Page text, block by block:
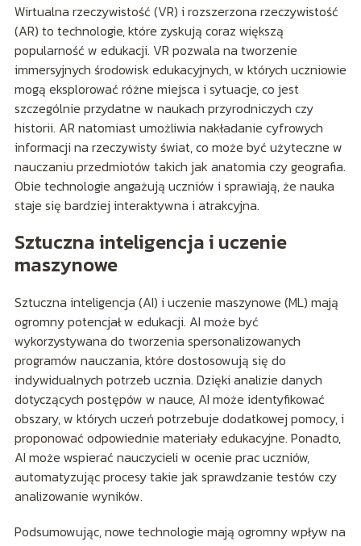
Wirtualna rzeczywistość (VR) i rozszerzona rzeczywistość
(AR) to technologie, które zyskują coraz większą
popularność w edukacji. VR pozwala na tworzenie
immersyjnych środowisk edukacyjnych, w których uczniowie
mogą eksplorować różne miejsca i sytuacje, co jest
szczególnie przydatne w naukach przyrodniczych czy
historii. AR natomiast umożliwia nakładanie cyfrowych
informacji na rzeczywisty świat, co może być użyteczne w
nauczaniu przedmiotów takich jak anatomia czy geografia.
Obie technologie angażują uczniów i sprawiają, że nauka
staje się bardziej interaktywna i atrakcyjna.
Sztuczna inteligencja i uczenie
maszynowe
Sztuczna inteligencja (AI) i uczenie maszynowe (ML) mają
ogromny potencjał w edukacji. AI może być
wykorzystywana do tworzenia spersonalizowanych
programów nauczania, które dostosowują się do
indywidualnych potrzeb ucznia. Dzięki analizie danych
dotyczących postępów w nauce, AI może identyfikować
obszary, w których uczeń potrzebuje dodatkowej pomocy, i
proponować odpowiednie materiały edukacyjne. Ponadto,
AI może wspierać nauczycieli w ocenie prac uczniów,
automatyzując procesy takie jak sprawdzanie testów czy
analizowanie wyników.
Podsumowując, nowe technologie mają ogromny wpływ na